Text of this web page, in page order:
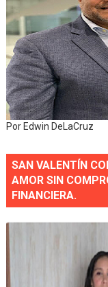
Por Edwin DeLaCruz
SAN VALENTÍN
AMOR SIN
FINANCIERA.